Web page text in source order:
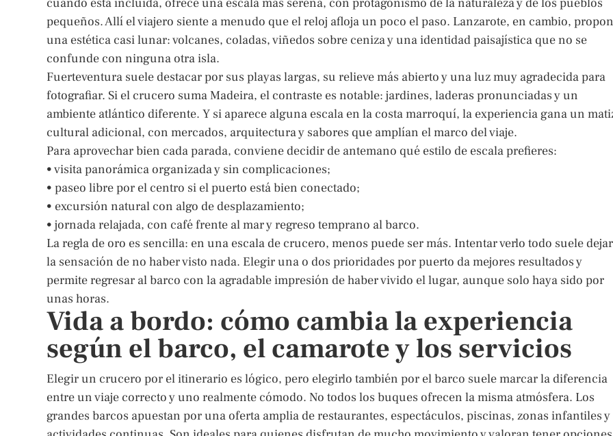
pequeños. Allí el viajero siente a menudo que el reloj afloja un poco el paso. Lanzarote, en cambio,
una estética casi lunar: volcanes, coladas, viñedos sobre ceniza y una identidad paisajística que no se
confunde con ninguna otra isla.
Fuerteventura suele destacar por sus playas largas, su relieve más abierto y una luz muy agradecida para
fotografiar. Si el crucero suma Madeira, el contraste es notable: jardines, laderas pronunciadas y un
ambiente atlántico diferente. Y si aparece alguna escala en la costa marroquí, la experiencia gana un
cultural adicional, con mercados, arquitectura y sabores que amplían el marco del viaje.
Para aprovechar bien cada parada, conviene decidir de antemano qué estilo de escala prefieres:
• visita panorámica organizada y sin complicaciones;
• paseo libre por el centro si el puerto está bien conectado;
• excursión natural con algo de desplazamiento;
• jornada relajada, con café frente al mar y regreso temprano al barco.
La regla de oro es sencilla: en una escala de crucero, menos puede ser más. Intentar verlo todo suele dejar
la sensación de no haber visto nada. Elegir una o dos prioridades por puerto da mejores resultados y
permite regresar al barco con la agradable impresión de haber vivido el lugar, aunque solo haya sido por
unas horas.
Vida a bordo: cómo cambia la experiencia
según el barco, el camarote y los servicios
Elegir un crucero por el itinerario es lógico, pero elegirlo también por el barco suele marcar la diferencia
entre un viaje correcto y uno realmente cómodo. No todos los buques ofrecen la misma atmósfera. Los
grandes barcos apuestan por una oferta amplia de restaurantes, espectáculos, piscinas, zonas infantiles y